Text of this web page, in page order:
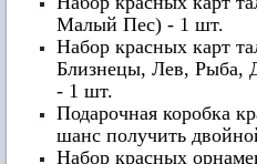
Малый Пес) - 1 шт.
Набор красных карт
Близнецы, Лев, Рыба,
- 1 шт.
Подарочная коробка
шанс получить
Набор красных